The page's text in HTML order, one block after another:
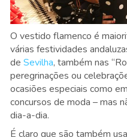
O vestido flamenco é
várias festividades
de Sevilha, também nas
peregrinações ou
ocasiões especiais como
concursos de moda – mas
dia-a-dia.
É claro que são também